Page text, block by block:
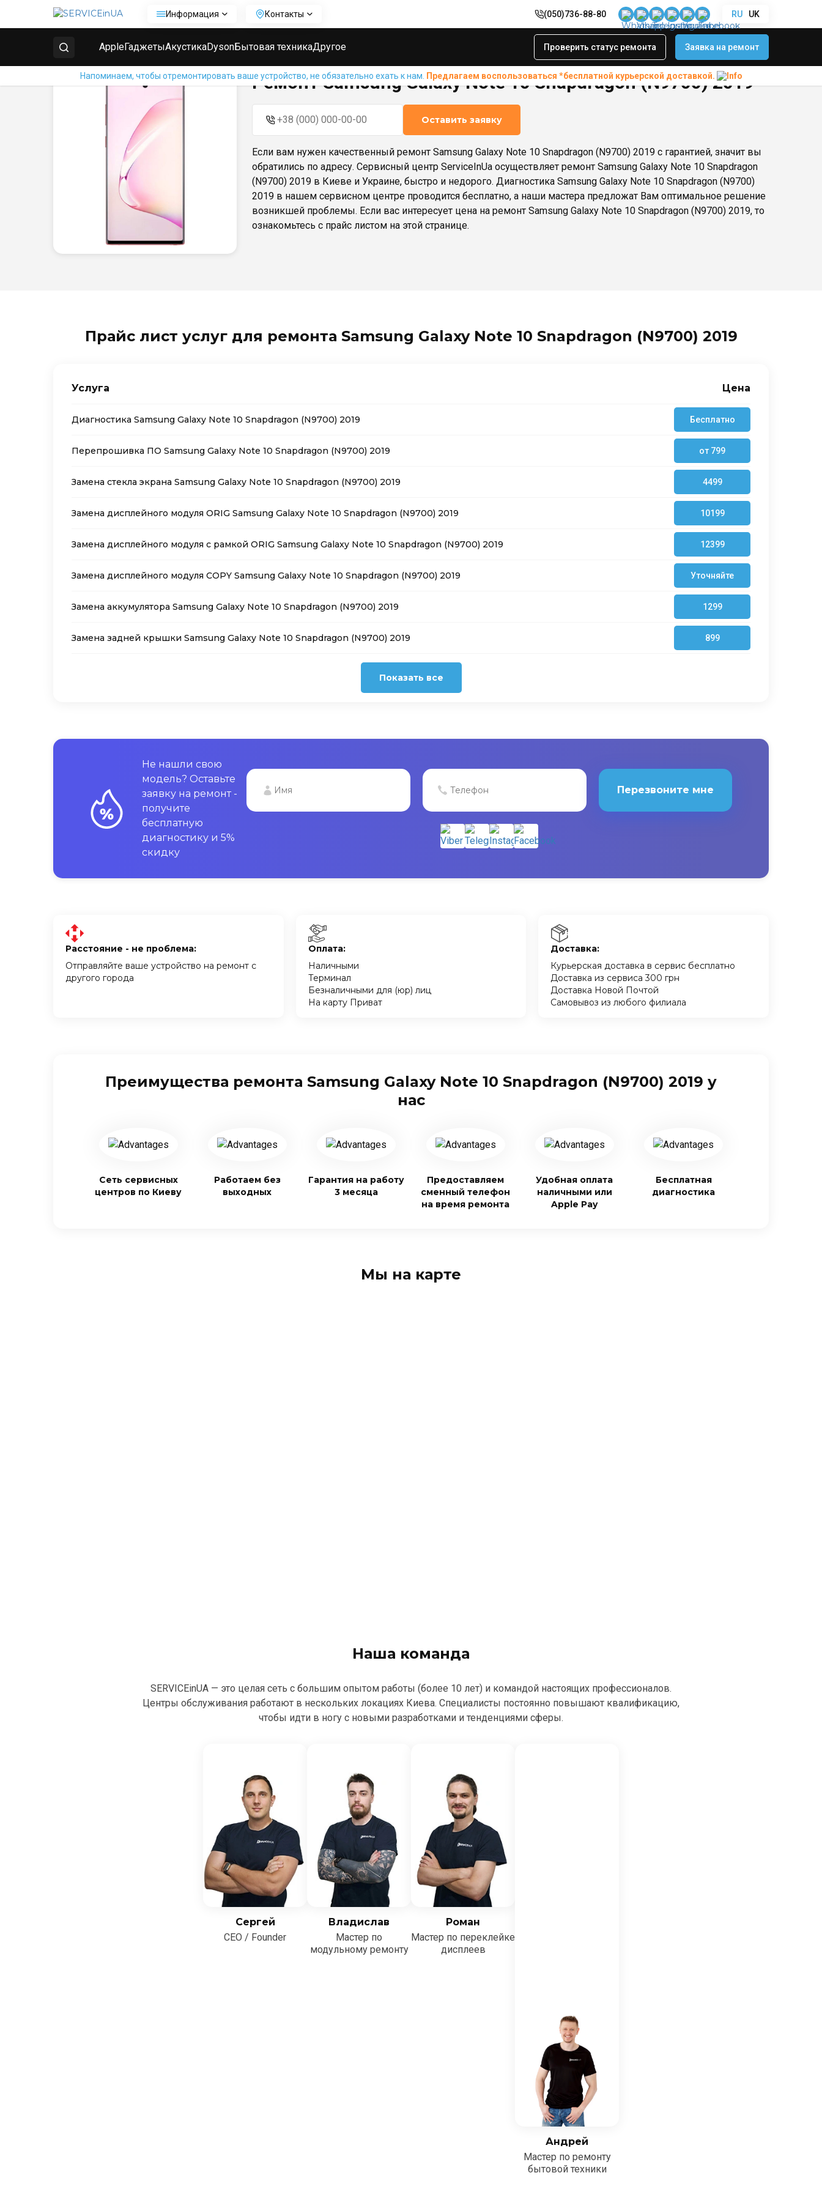
Информация Контакты (050)736-88-80 RU UK
AppleГаджетыАкустикаDysonБытовая техникаДругое Проверить статус ремонта Заявка на ремонт
Напоминаем, чтобы отремонтировать ваше устройство, не обязательно ехать к нам. Предлагаем воспользоваться *бесплатной курьерской доставкой.
Главная Ремонт телефонов Samsung Ремонт Samsung Galaxy Note 10 Snapdragon (N9700) 2019
Ремонт Samsung Galaxy Note 10 Snapdragon (N9700) 2019
Оставить заявку
Если вам нужен качественный ремонт Samsung Galaxy Note 10 Snapdragon (N9700) 2019 с гарантией, значит вы
обратились по адресу. Сервисный центр ServiceInUa осуществляет ремонт Samsung Galaxy Note 10 Snapdragon
(N9700) 2019 в Киеве и Украине, быстро и недорого. Диагностика Samsung Galaxy Note 10 Snapdragon (N9700)
2019 в нашем сервисном центре проводится бесплатно, а наши мастера предложат Вам оптимальное решение
возникшей проблемы. Если вас интересует цена на ремонт Samsung Galaxy Note 10 Snapdragon (N9700) 2019, то
ознакомьтесь с прайс листом на этой странице.
Прайс лист услуг для ремонта Samsung Galaxy Note 10 Snapdragon (N9700) 2019
Услуга Цена
Диагностика Samsung Galaxy Note 10 Snapdragon (N9700) 2019 Бесплатно
Перепрошивка ПО Samsung Galaxy Note 10 Snapdragon (N9700) 2019 от 799
Замена стекла экрана Samsung Galaxy Note 10 Snapdragon (N9700) 2019 4499
Замена дисплейного модуля ORIG Samsung Galaxy Note 10 Snapdragon (N9700) 2019 10199
Замена дисплейного модуля с рамкой ORIG Samsung Galaxy Note 10 Snapdragon (N9700) 2019 12399
Замена дисплейного модуля COPY Samsung Galaxy Note 10 Snapdragon (N9700) 2019 Уточняйте
Замена аккумулятора Samsung Galaxy Note 10 Snapdragon (N9700) 2019 1299
Замена задней крышки Samsung Galaxy Note 10 Snapdragon (N9700) 2019 899
Показать все
Не нашли свою
модель? Оставьте
заявку на ремонт -
получите
бесплатную
диагностику и 5%
скидку
Перезвоните мне
Расстояние - не проблема:
Отправляйте ваше устройство на ремонт с
другого города
Оплата:
Наличными
Терминал
Безналичными для (юр) лиц
На карту Приват
Доставка:
Курьерская доставка в сервис бесплатно
Доставка из сервиса 300 грн
Доставка Новой Почтой
Самовывоз из любого филиала
Преимущества ремонта Samsung Galaxy Note 10 Snapdragon (N9700) 2019 у
нас
Сеть сервисных
центров по Киеву
Работаем без
выходных
Гарантия на работу
3 месяца
Предоставляем
сменный телефон
на время ремонта
Удобная оплата
наличными или
Apple Pay
Бесплатная
диагностика
Мы на карте
Наша команда
SERVICEinUA — это целая сеть с большим опытом работы (более 10 лет) и командой настоящих профессионалов.
Центры обслуживания работают в нескольких локациях Киева. Специалисты постоянно повышают квалификацию,
чтобы идти в ногу с новыми разработками и тенденциями сферы.
Сергей
CEO / Founder
Владислав
Мастер по
модульному ремонту
Роман
Мастер по переклейке
дисплеев
Андрей
Мастер по ремонту
бытовой техники